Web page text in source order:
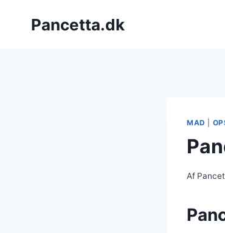
Pancetta.dk
MAD
Af